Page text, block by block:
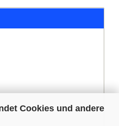
Cookies und andere